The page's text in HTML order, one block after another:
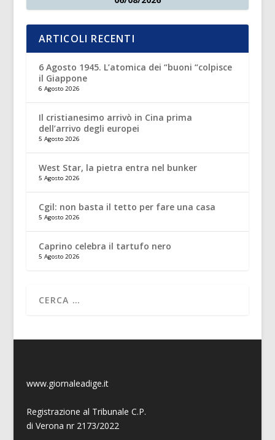
ARTICOLI RECENTI
6 Agosto 1945. L’atomica dei “buoni “colpisce
il Giappone
6 Agosto 2026
Il cristianesimo arrivò in Cina prima
dell’arrivo degli europei
5 Agosto 2026
West Star, la pietra entra nel bunker
5 Agosto 2026
Cgil: non basta il tetto per fare una casa
5 Agosto 2026
Caprino celebra il tartufo nero
5 Agosto 2026
www.giornaleadige.it
Registrazione al Tribunale C.P.
di Verona nr 2173/2022